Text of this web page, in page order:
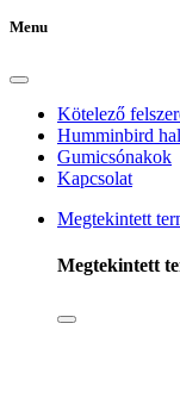
Menu
Kötelező
Humminbird
Gumicsónakok
Kapcsolat
Megtekintett
Megtekintett